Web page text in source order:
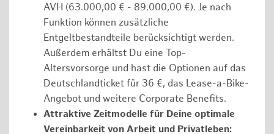
AVH (63.000,00 € - 89.000,00 €). Je nach
Funktion können zusätzliche
Entgeltbestandteile berücksichtigt werden.
Außerdem erhältst Du eine Top-
Altersvorsorge und hast die Optionen auf das
Deutschlandticket für 36 €, das Lease-a-Bike-
Angebot und weitere Corporate Benefits.
Attraktive Zeitmodelle für Deine optimale
Vereinbarkeit von Arbeit und Privatleben: